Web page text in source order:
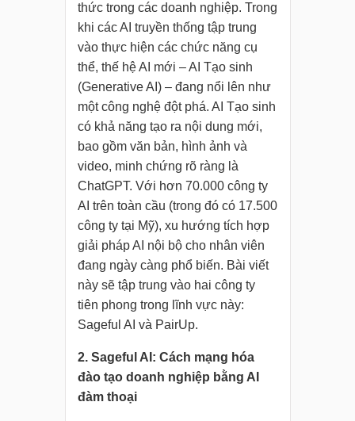
thức trong các doanh nghiệp. Trong
khi các AI truyền thống tập trung
vào thực hiện các chức năng cụ
thể, thế hệ AI mới – AI Tạo sinh
(Generative AI) – đang nổi lên như
một công nghệ đột phá. AI Tạo sinh
có khả năng tạo ra nội dung mới,
bao gồm văn bản, hình ảnh và
video, minh chứng rõ ràng là
ChatGPT. Với hơn 70.000 công ty
AI trên toàn cầu (trong đó có 17.500
công ty tại Mỹ), xu hướng tích hợp
giải pháp AI nội bộ cho nhân viên
đang ngày càng phổ biến. Bài viết
này sẽ tập trung vào hai công ty
tiên phong trong lĩnh vực này:
Sageful AI và PairUp.
2. Sageful AI: Cách mạng hóa
đào tạo doanh nghiệp bằng AI
đàm thoại